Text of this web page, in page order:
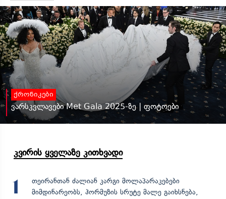
ქრონიკები
ვარსკვლავები Met Gala 2025-ზე | ფოტოები
კვირის ყველაზე კითხვადი
1
თეირანთან ძალიან კარგი მოლაპარაკებები
მიმდინარეობს, ჰორმუზის სრუტე მალე გაიხსნება,